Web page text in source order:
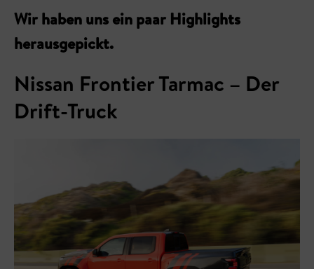
Wir haben uns ein paar Highlights
herausgepickt.
Nissan Frontier Tarmac – Der
Drift-Truck